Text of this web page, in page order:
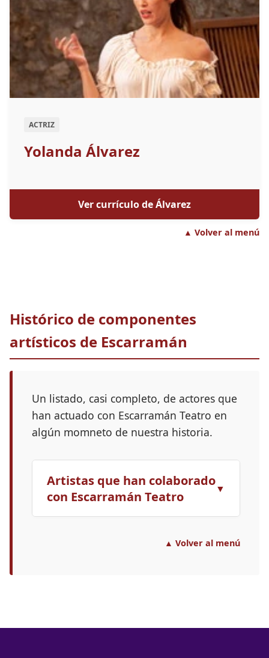
ACTRIZ
Yolanda Álvarez
Ver currículo de Álvarez
▲ Volver al menú
Histórico de componentes
artísticos de Escarramán
Un listado, casi completo, de actores que
han actuado con Escarramán Teatro en
algún momneto de nuestra historia.
Artistas que han colaborado
con Escarramán Teatro
▼
▲ Volver al menú